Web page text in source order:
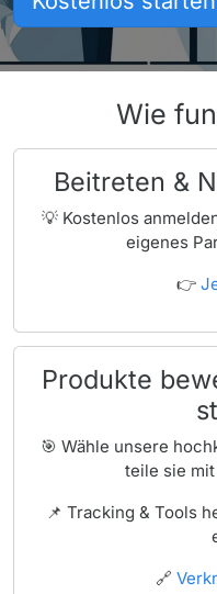
Wie
Beitreten &
💡 Kostenlos
eigenes
👉
Produkte
🎯 Wähle unsere
teile sie
📌 Tracking & Tools
🔗